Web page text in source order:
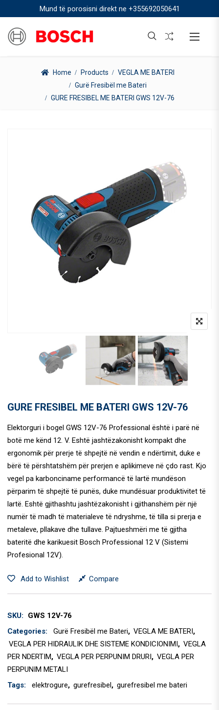
Mund të porosisni direkt ne +355692050641
Home Products
VEGLA ME BATERI
Gurë Fresibël me Bateri
GURE FRESIBEL ME BATERI GWS 12V-76
GURE FRESIBEL ME BATERI GWS 12V-76
Elektorguri i bogel GWS 12V-76 Professional është i parë në
botë me kënd 12. V. Eshtë jashtëzakonisht kompakt dhe
ergonomik për prerje të shpejtë në vendin e ndërtimit, duke e
bërë të përshtatshëm për prerjen e aplikimeve në çdo rast. Kjo
vegel pa karbonciname performancë të lartë mundëson
përparim të shpejtë të punës, duke mundësuar produktivitet të
lartë. Eshtë gjithashtu jashtëzakonisht i gjithanshëm për një
numër të madh të materialeve të ndryshme, të tilla si prerja e
metaleve, pllakave dhe tullave. Pajtueshmëri me të gjitha
bateritë dhe karikuesit Bosch Professional 12 V (Sistemi
Profesional 12V).
Add to Wishlist Compare
SKU:
GWS 12V-76
Categories:
Gurë Fresibël me Bateri, VEGLA ME BATERI,
VEGLA PER HIDRAULIK DHE SISTEME KONDICIONIMI, VEGLA
PER NDERTIM, VEGLA PER PERPUNIM DRURI, VEGLA PER
PERPUNIM METALI
Tags:
elektrogure, gurefresibel, gurefresibel me bateri